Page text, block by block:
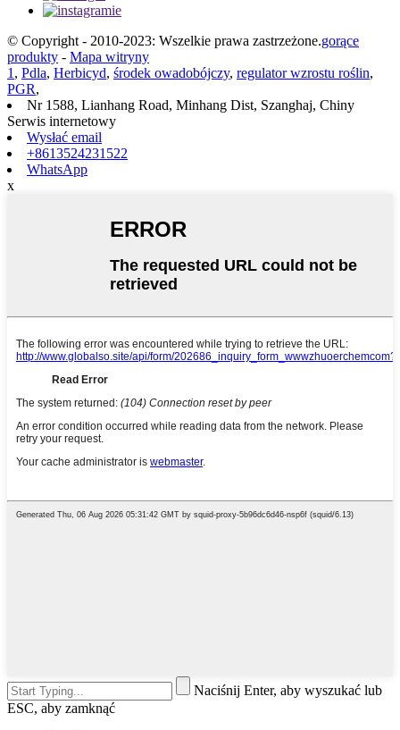
© Copyright - 2010-2023: Wszelkie prawa zastrzeżone.gorące
produkty - Mapa witryny
1 , Pdla, Herbicyd, środek owadobójczy, regulator wzrostu roślin,
PGR,
Nr 1588, Lianhang Road, Minhang Dist, Szanghaj, Chiny
Serwis internetowy
Wysłać email
+8613524231522
WhatsApp
x
Naciśnij Enter, aby wyszukać lub
ESC, aby zamknąć